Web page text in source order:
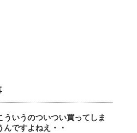
ういうのついつい買ってしま
んですよねえ・・